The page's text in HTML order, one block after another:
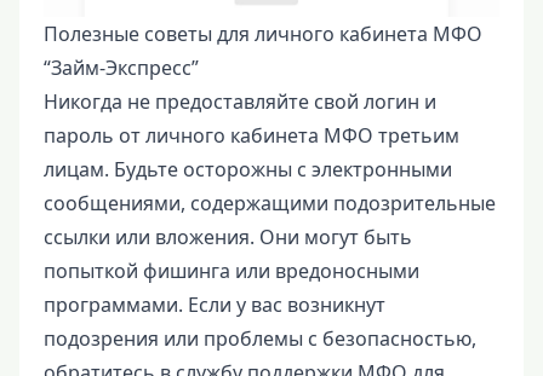
Полезные советы для личного кабинета МФО
“Займ-Экспресс”
Никогда не предоставляйте свой логин и
пароль от личного кабинета МФО третьим
лицам. Будьте осторожны с электронными
сообщениями, содержащими подозрительные
ссылки или вложения. Они могут быть
попыткой фишинга или вредоносными
программами. Если у вас возникнут
подозрения или проблемы с безопасностью,